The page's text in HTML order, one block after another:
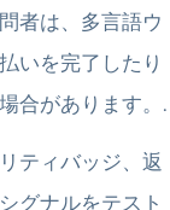
者は、多言語ウ
いを完了したり
合があります。.
ティバッジ、返
グナルをテスト